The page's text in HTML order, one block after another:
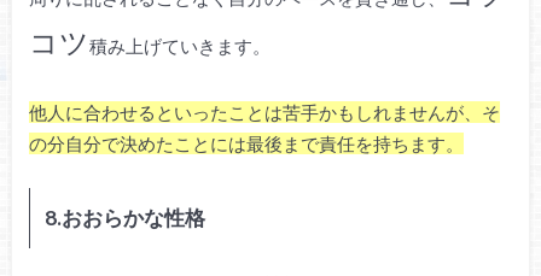
コツ積み上げていきます。
他人に合わせるといったことは苦手かもしれませんが、そ
の分自分で決めたことには最後まで責任を持ちます。
8.おおらかな性格